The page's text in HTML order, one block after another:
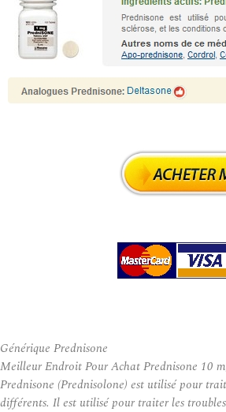
Générique Prednisone
Meilleur Endroit Pour Achat Prednisone 10
Prednisone (Prednisolone) est utilisé pour
différents. Il est utilisé pour traiter les